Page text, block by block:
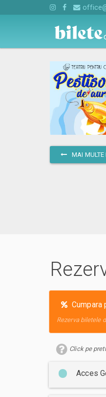
MAI MULTE
Cumpara
Rezerva biletele
Click pe
Acces